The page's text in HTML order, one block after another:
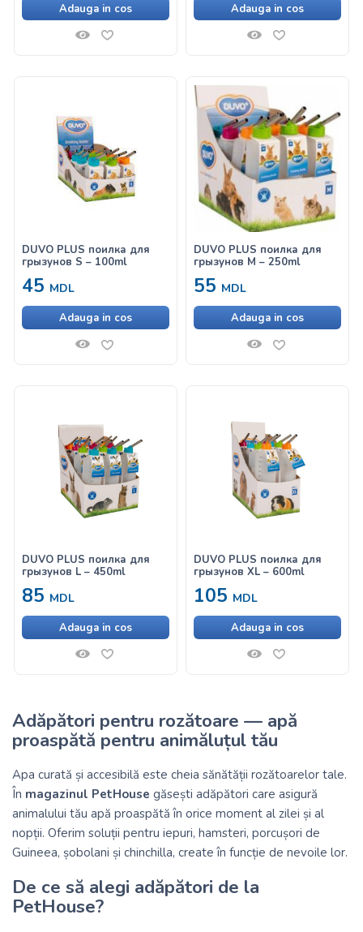
Adauga in cos Adauga in cos
DUVO PLUS поилка для
грызунов S – 100ml
45 MDL
Adauga in cos
DUVO PLUS поилка для
грызунов M – 250ml
55 MDL
Adauga in cos
DUVO PLUS поилка для
грызунов L – 450ml
85 MDL
Adauga in cos
DUVO PLUS поилка для
грызунов XL – 600ml
105 MDL
Adauga in cos
Adăpători pentru rozătoare — apă
proaspătă pentru animăluțul tău
Apa curată și accesibilă este cheia sănătății rozătoarelor tale.
În magazinul PetHouse găsești adăpători care asigură
animalului tău apă proaspătă în orice moment al zilei și al
nopții. Oferim soluții pentru iepuri, hamsteri, porcușori de
Guineea, șobolani și chinchilla, create în funcție de nevoile lor.
De ce să alegi adăpători de la
PetHouse?